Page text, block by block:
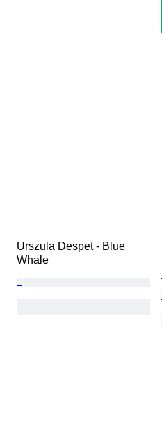
Urszula Despet - Blue
Whale